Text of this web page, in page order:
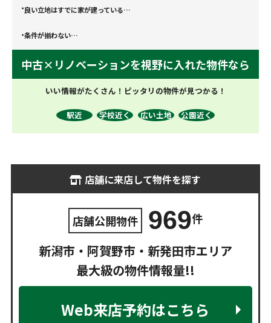
良い立地はすでに家が建っている…
条件が揃わない…
中古×リノベーションを視野に入れた物件なら
いい情報がたくさん！ピッタリの物件が見つかる！
駅近 学校近く 広い土地 公園近く
店舗に来店して物件を探す
店舗公開物件 969件
新潟市・阿賀野市・新発田市エリア
最大級の物件情報量!!
Web来店予約はこちら